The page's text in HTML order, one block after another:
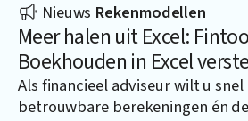
Nieuws Rekenmodellen
Meer halen uit Excel:
Boekhouden in Excel
Als financieel adviseur wilt u
betrouwbare berekeningen én